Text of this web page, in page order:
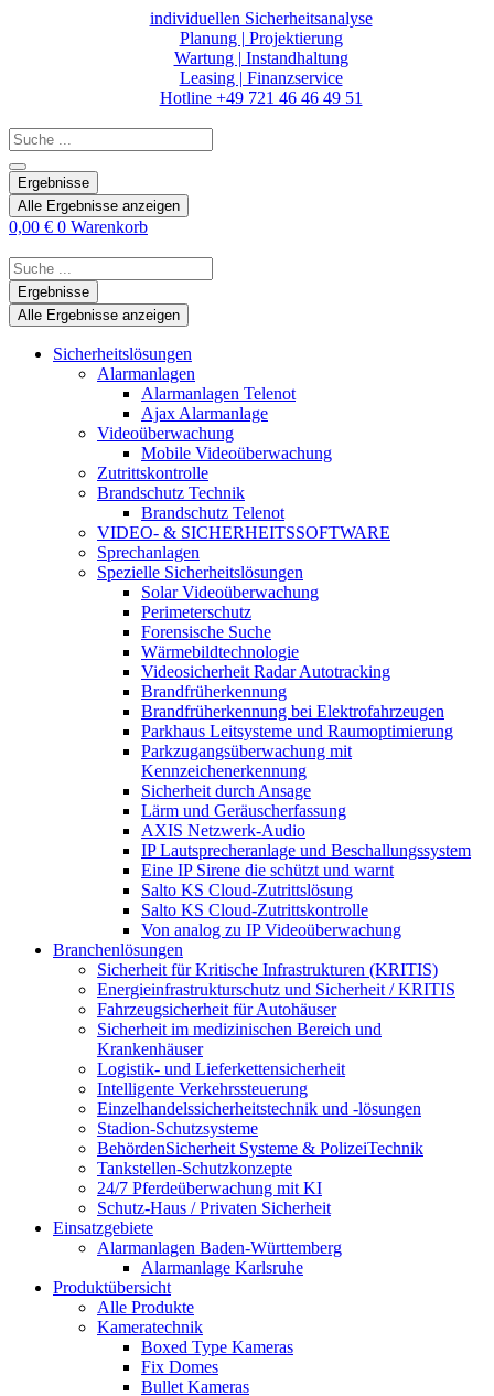
individuellen Sicherheitsanalyse
Planung | Projektierung
Wartung | Instandhaltung
Leasing | Finanzservice
Hotline +49 721 46 46 49 51
Search
...
Ergebnisse
Alle Ergebnisse anzeigen
0,00 € 0 Warenkorb
Search
...Ergebnisse
Alle Ergebnisse anzeigen
Sicherheitslösungen
Alarmanlagen
Alarmanlagen Telenot
Ajax Alarmanlage
Videoüberwachung
Mobile Videoüberwachung
Zutrittskontrolle
Brandschutz Technik
Brandschutz Telenot
VIDEO- & SICHERHEITSSOFTWARE
Sprechanlagen
Spezielle Sicherheitslösungen
Solar Videoüberwachung
Perimeterschutz
Forensische Suche
Wärmebildtechnologie
Videosicherheit Radar Autotracking​
Brandfrüherkennung
Brandfrüherkennung bei Elektrofahrzeugen
Parkhaus Leitsysteme und Raumoptimierung
Parkzugangsüberwachung mit
Kennzeichenerkennung
Sicherheit durch Ansage
Lärm und Geräuscherfassung
AXIS Netzwerk-Audio
IP Lautsprecheranlage und Beschallungssystem
Eine IP Sirene die schützt und warnt
Salto KS Cloud-Zutrittslösung
Salto KS Cloud-Zutrittskontrolle
Von analog zu IP Videoüberwachung
Branchenlösungen
Sicherheit für Kritische Infrastrukturen (KRITIS)
Energieinfrastrukturschutz und Sicherheit / KRITIS
Fahrzeugsicherheit für Autohäuser
Sicherheit im medizinischen Bereich und
Krankenhäuser
Logistik- und Lieferkettensicherheit
Intelligente Verkehrssteuerung
Einzelhandelssicherheitstechnik und -lösungen
Stadion-Schutzsysteme
BehördenSicherheit Systeme & PolizeiTechnik
Tankstellen-Schutzkonzepte​
24/7 Pferdeüberwachung mit KI
Schutz-Haus / Privaten Sicherheit
Einsatzgebiete
Alarmanlagen Baden-Württemberg
Alarmanlage Karlsruhe
Produktübersicht
Alle Produkte
Kameratechnik
Boxed Type Kameras
Fix Domes
Bullet Kameras